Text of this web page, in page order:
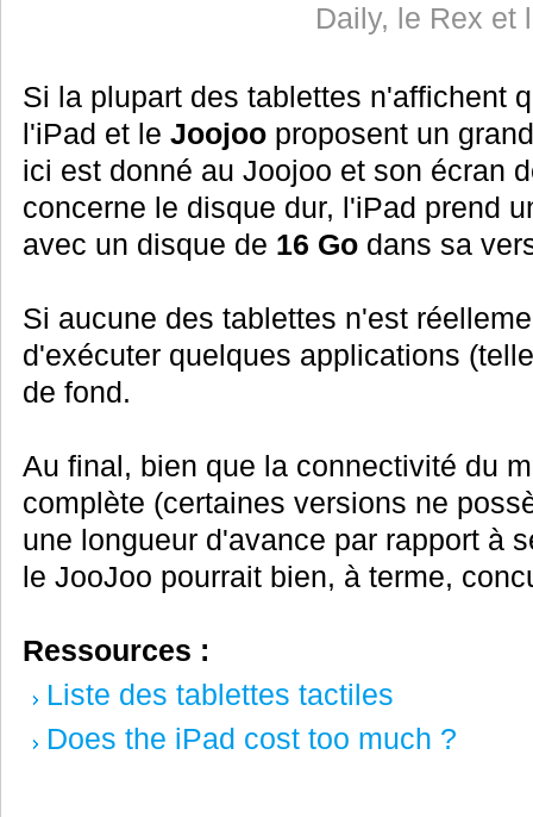
Daily, le Rex et
Si la plupart des tablettes n'affichent
l'iPad et le Joojooproposent un
ici est donné au Joojoo et son écran
concerne le disque dur, l'iPad prend
avec un disque de 16 Godans sa
Si aucune des tablettes n'est
d'exécuter quelques applications
de fond.
Au final, bien que la connectivité du
complète (certaines versions ne
une longueur d'avance par rapport à
le JooJoo pourrait bien, à terme,
Ressources :
Liste des tablettes tactiles
Does the iPad cost too much ?